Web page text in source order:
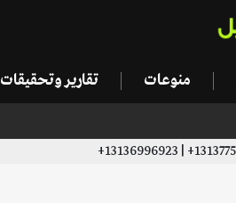
منوعات تقارير وتحقيقات